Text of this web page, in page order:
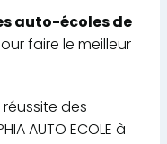
auto-écoles de
faire le meilleur
des
AUTO ECOLE à